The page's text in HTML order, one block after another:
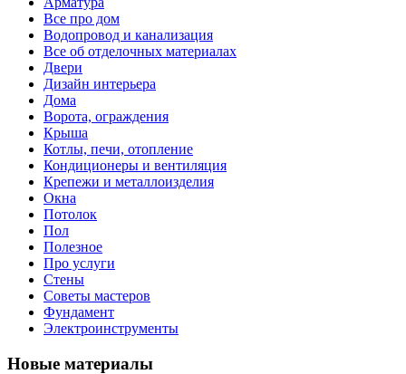
Все про дом
Водопровод и канализация
Все об отделочных материалах
Двери
Дизайн интерьера
Дома
Ворота, ограждения
Крыша
Котлы, печи, отопление
Кондиционеры и вентиляция
Крепежи и металлоизделия
Окна
Потолок
Пол
Полезное
Про услуги
Стены
Советы мастеров
Фундамент
Электроинструменты
Новые материалы